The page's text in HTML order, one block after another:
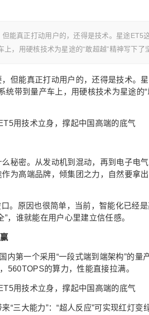
能真正打动用户的，还得是技术。星途ET5
，用硬核技术为星途的“敢超越”精神写下了
但能真正打动用户的，还得是技术。
带到量产车上，用硬核技术为星途的
秘密。从发动机到混动，再到电子电
为高端品牌，倾集团之力，自然要拿
。原因也很简单，当前，智能化已经
，谁就能在用户心里建立信任感。
内第一个采用“一段式端到端架构”的量
560TOPS的算力，性能直接拉满。
“三大能力”：“超人反应”可实现红灯